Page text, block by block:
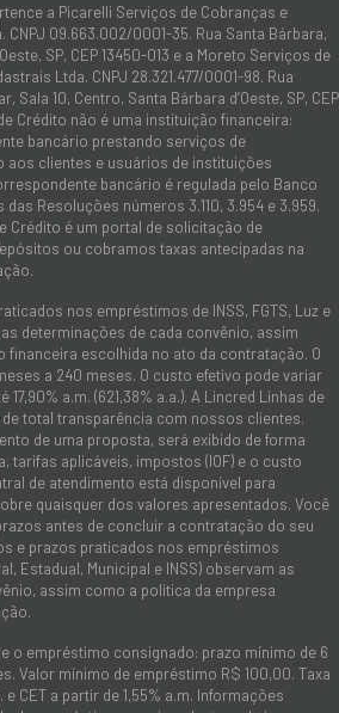
a Picarelli Serviços de Cobranças e
09.663.002/0001-35. Rua Santa Bárbara,
SP, CEP 13450-013 e a Moreto Serviços de
Ltda. CNPJ 28.321.477/0001-98. Rua
Sala 10, Centro, Santa Bárbara d’Oeste, SP, CEP
Crédito não é uma instituição financeira:
bancário prestando serviços de
aos clientes e usuários de instituições
bancário é regulada pelo Banco
Resoluções números 3.110, 3.954 e 3.959.
Crédito é um portal de solicitação de
ou cobramos taxas antecipadas na
nos empréstimos de INSS, FGTS, Luz e
determinações de cada convênio, assim
financeira escolhida no ato da contratação. O
a 240 meses. O custo efetivo pode variar
17,90% a.m. (621,38% a.a.). A Lincred Linhas de
total transparência com nossos clientes.
de uma proposta, será exibido de forma
tarifas aplicáveis, impostos (IOF) e o custo
de atendimento está disponível para
quaisquer dos valores apresentados. Você
antes de concluir a contratação do seu
e prazos praticados nos empréstimos
Estadual, Municipal e INSS) observam as
assim como a política da empresa
o empréstimo consignado: prazo mínimo de 6
Valor mínimo de empréstimo R$ 100,00. Taxa
e CET a partir de 1,55% a.m. Informações